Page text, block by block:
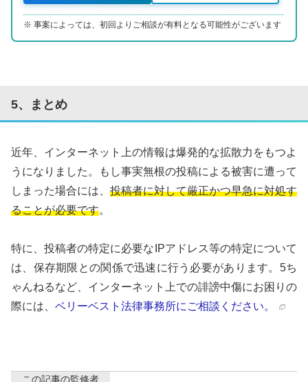
事案によっては、初回よりご相談が有料となる可能性がございます
5、まとめ
近年、インターネット上の情報は爆発的な拡散力をもつよ
うになりました。もし事実無根の投稿による被害に遭って
しまった場合には、 投稿者に対して厳正かつ早急に対処す
ることが必要です。
特に、投稿者の特定に必要なIPアドレス等の特定について
は、保存期限との関係で迅速に行う必要があります。5ち
ゃんねるなど、インターネット上での誹謗中傷にお困りの
際には、 ベリーベスト法律事務所にご相談ください。
この記事の監修者